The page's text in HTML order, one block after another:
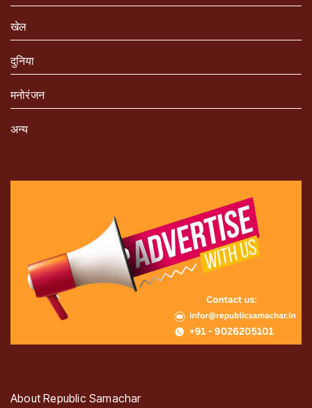
खेल
दुनिया
मनोरंजन
अन्य
About Republic Samachar